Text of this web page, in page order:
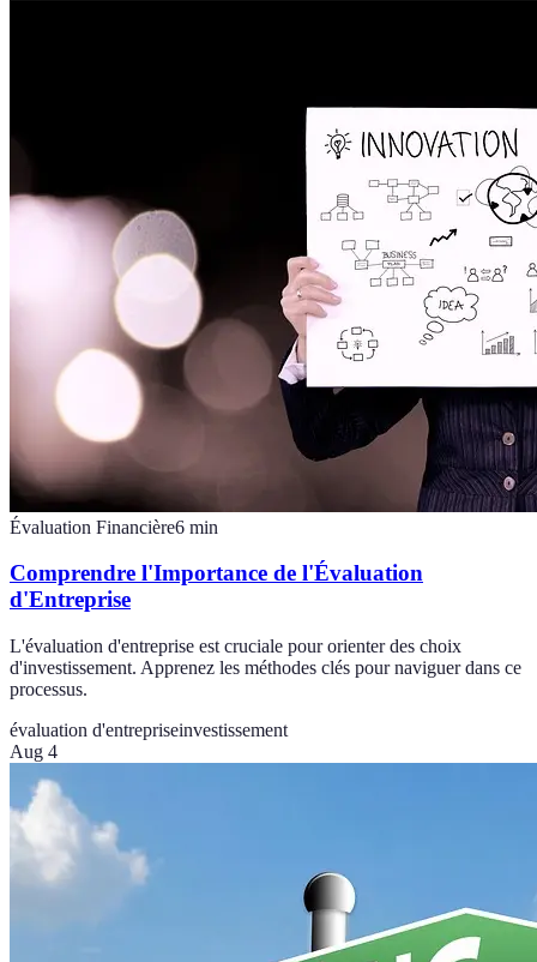
Évaluation Financière6 min
Comprendre l'Importance de l'Évaluation
d'Entreprise
L'évaluation d'entreprise est cruciale pour orienter des choix
d'investissement. Apprenez les méthodes clés pour naviguer dans ce
processus.
évaluation d'entrepriseinvestissement
Aug 4